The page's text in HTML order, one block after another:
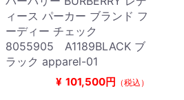
ィース パーカー ブランド フ
ーディー チェック
8055905 A1189BLACK ブ
ラック apparel-01
¥ 101,500円 （税込）